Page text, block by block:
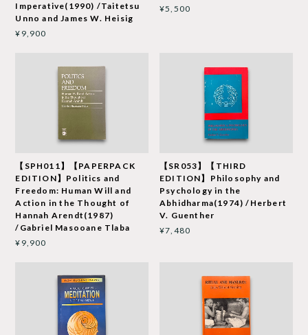
Imperative(1990) /Taitetsu
Unno and James W. Heisig
¥9,900
¥5,500
【SPH011】【PAPERPACK
EDITION】Politics and
Freedom: Human Will and
Action in the Thought of
Hannah Arendt(1987)
/Gabriel Masooane Tlaba
¥9,900
【SR053】【THIRD
EDITION】Philosophy and
Psychology in the
Abhidharma(1974) /Herbert
V. Guenther
¥7,480